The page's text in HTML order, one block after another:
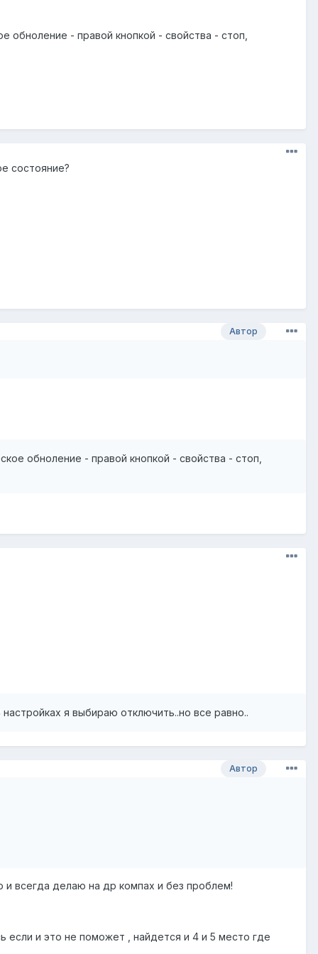
- правой кнопкой - свойства - стоп,
состояние?
Автор
обноление - правой кнопкой - свойства - стоп,
я выбираю отключить..но все равно..
Автор
и всегда делаю на др компах и без проблем!
если и это не поможет , найдется и 4 и 5 место где